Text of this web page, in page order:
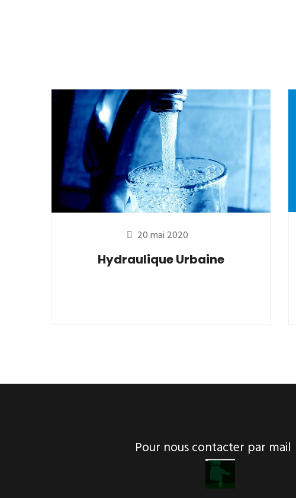
20 mai 2020
Hydraulique Urbaine
Pour nous contacter par mail